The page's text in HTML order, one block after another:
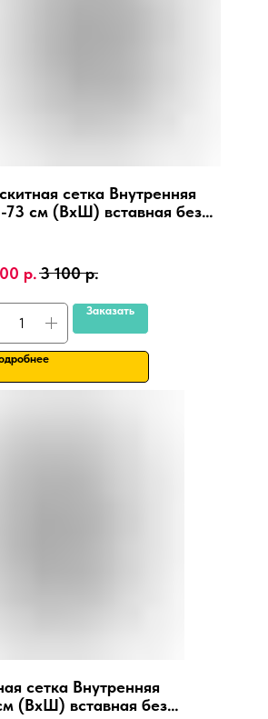
сетка Внутренняя
73 см (ВхШ) вставная без
р.3 100 р.
Заказать
сетка Внутренняя
(ВхШ) вставная без